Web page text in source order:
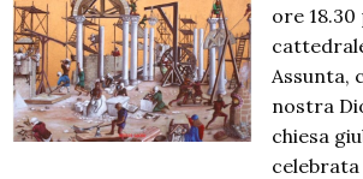
ore 18.30
Assunta,
nostra
chiesa
celebrata